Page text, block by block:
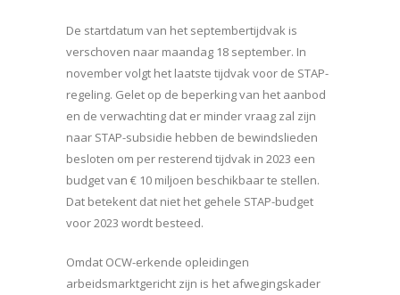
De startdatum van het septembertijdvak is
verschoven naar maandag 18 september. In
november volgt het laatste tijdvak voor de STAP-
regeling. Gelet op de beperking van het aanbod
en de verwachting dat er minder vraag zal zijn
naar STAP-subsidie hebben de bewindslieden
besloten om per resterend tijdvak in 2023 een
budget van € 10 miljoen beschikbaar te stellen.
Dat betekent dat niet het gehele STAP-budget
voor 2023 wordt besteed.
Omdat OCW-erkende opleidingen
arbeidsmarktgericht zijn is het afwegingskader